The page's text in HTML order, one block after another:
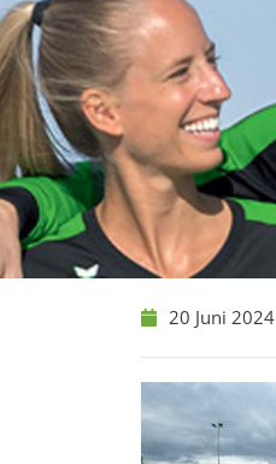
20 Juni 2024